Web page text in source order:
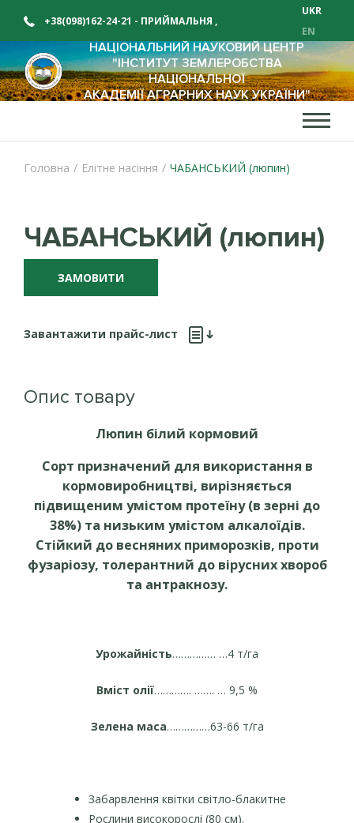
+38(098)162-24-21 - ПРИЙМАЛЬНЯ ,
+38(098)162-24-12 - ВІДДІЛ ПРОДАЖУ
UKR
EN
НАЦІОНАЛЬНИЙ НАУКОВИЙ ЦЕНТР
"ІНСТИТУТ ЗЕМЛЕРОБСТВА
НАЦІОНАЛЬНОЇ
АКАДЕМІЇ АГРАРНИХ НАУК УКРАЇНИ"
Головна / Елітне насіння / ЧАБАНСЬКИЙ (люпин)
ЧАБАНСЬКИЙ (люпин)
ЗАМОВИТИ
Завантажити прайс-лист
Опис товару
Люпин білий кормовий
Сорт призначений для використання в
кормовиробництві, вирізняється
підвищеним умістом протеїну (в зерні до
38%) та низьким умістом алкалоїдів.
Стійкий до весняних приморозків, проти
фузаріозу, толерантний до вірусних хвороб
та антракнозу.
Урожайність…………… …4 т/га
Вміст олії…………. ……. … 9,5 %
Зелена маса……………63-66 т/га
Забарвлення квітки світло-блакитне
Рослини високорослі (80 см).